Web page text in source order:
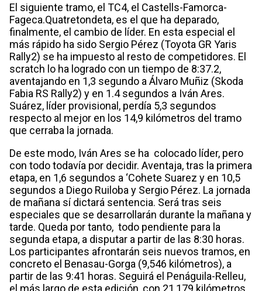
El siguiente tramo, el TC4, el Castells-Famorca-
Fageca.Quatretondeta, es el que ha deparado,
finalmente, el cambio de líder. En esta especial el
más rápido ha sido Sergio Pérez (Toyota GR Yaris
Rally2) se ha impuesto al resto de competidores. El
scratch lo ha logrado con un tiempo de 8:37.2,
aventajando en 1,3 segundo a Álvaro Muñiz (Skoda
Fabia RS Rally2) y en 1.4 segundos a Iván Ares.
Suárez, líder provisional, perdía 5,3 segundos
respecto al mejor en los 14,9 kilómetros del tramo
que cerraba la jornada.
De este modo, Iván Ares se ha colocado líder, pero
con todo todavía por decidir. Aventaja, tras la primera
etapa, en 1,6 segundos a ‘Cohete Suarez y en 10,5
segundos a Diego Ruiloba y Sergio Pérez. La jornada
de mañana sí dictará sentencia. Será tras seis
especiales que se desarrollarán durante la mañana y
tarde. Queda por tanto, todo pendiente para la
segunda etapa, a disputar a partir de las 8:30 horas.
Los participantes afrontarán seis nuevos tramos, en
concreto el Benasau-Gorga (9,546 kilómetros), a
partir de las 9:41 horas. Seguirá el Penáguila-Relleu,
el más largo de esta edición, con 21,179 kilómetros